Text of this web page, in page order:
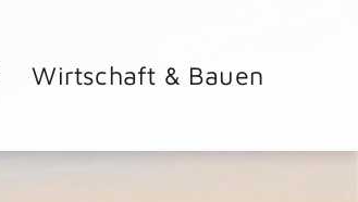
Wirtschaft & Bauen